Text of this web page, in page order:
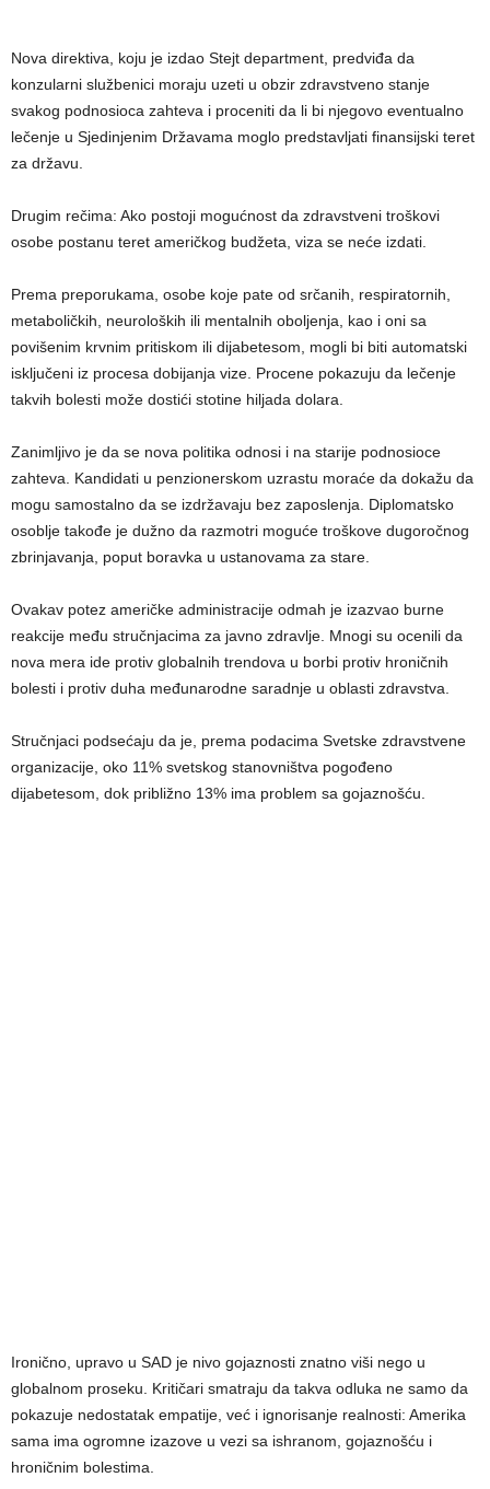
Nova direktiva, koju je izdao Stejt department, predviđa da
konzularni službenici moraju uzeti u obzir zdravstveno stanje
svakog podnosioca zahteva i proceniti da li bi njegovo eventualno
lečenje u Sjedinjenim Državama moglo predstavljati finansijski teret
za državu.
Drugim rečima: Ako postoji mogućnost da zdravstveni troškovi
osobe postanu teret američkog budžeta, viza se neće izdati.
Prema preporukama, osobe koje pate od srčanih, respiratornih,
metaboličkih, neuroloških ili mentalnih oboljenja, kao i oni sa
povišenim krvnim pritiskom ili dijabetesom, mogli bi biti automatski
isključeni iz procesa dobijanja vize. Procene pokazuju da lečenje
takvih bolesti može dostići stotine hiljada dolara.
Zanimljivo je da se nova politika odnosi i na starije podnosioce
zahteva. Kandidati u penzionerskom uzrastu moraće da dokažu da
mogu samostalno da se izdržavaju bez zaposlenja. Diplomatsko
osoblje takođe je dužno da razmotri moguće troškove dugoročnog
zbrinjavanja, poput boravka u ustanovama za stare.
Ovakav potez američke administracije odmah je izazvao burne
reakcije među stručnjacima za javno zdravlje. Mnogi su ocenili da
nova mera ide protiv globalnih trendova u borbi protiv hroničnih
bolesti i protiv duha međunarodne saradnje u oblasti zdravstva.
Stručnjaci podsećaju da je, prema podacima Svetske zdravstvene
organizacije, oko 11% svetskog stanovništva pogođeno
dijabetesom, dok približno 13% ima problem sa gojaznošću.
Ironično, upravo u SAD je nivo gojaznosti znatno viši nego u
globalnom proseku. Kritičari smatraju da takva odluka ne samo da
pokazuje nedostatak empatije, već i ignorisanje realnosti: Amerika
sama ima ogromne izazove u vezi sa ishranom, gojaznošću i
hroničnim bolestima.